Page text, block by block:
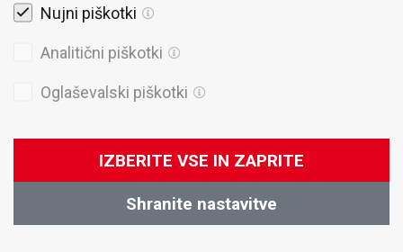
Slovenija
+386 4 51 17 100
sales@domel.com
Lokacije skladišč
Nujni piškotki
Analitični piškotki
Oglaševalski piškotki
IZBERITE VSE IN ZAPRITE
Shranite nastavitve